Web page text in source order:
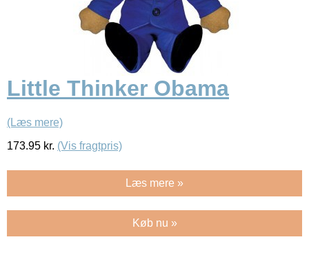
Little Thinker Obama
(Læs mere)
173.95 kr. (Vis fragtpris)
Læs mere »
Køb nu »